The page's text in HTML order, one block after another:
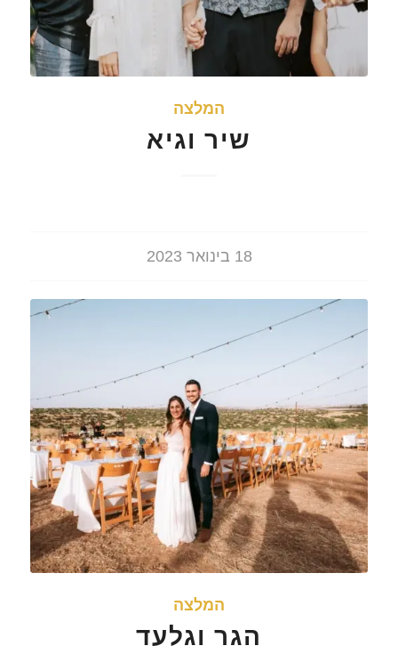
המלצה
שיר וגיא
18 בינואר 2023
המלצה
הגר וגלעד